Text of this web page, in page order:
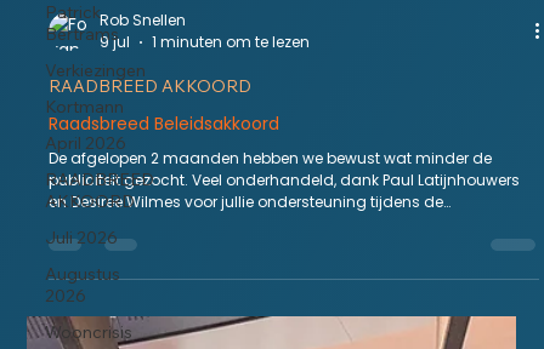
Patrick
Bertrams
Verkiezingen
Kortmann
April 2026
RAADBREED
AKKOORD
Juli 2026
Augustus
2026
Wooncrisis
Rob Snellen
9 jul
1 minuten om te lezen
RAADBREED AKKOORD
Raadsbreed Beleidsakkoord
De afgelopen 2 maanden hebben we bewust wat minder de
publiciteit gezocht. Veel onderhandeld, dank Paul Latijnhouwers
en Desiree Wilmes voor jullie ondersteuning tijdens de
https://best.notubiz.nl/document/17165065/1/Concept%20Beleids
akkoord%202026%20versie%2030%20juni%202026?
skip_viewer=true